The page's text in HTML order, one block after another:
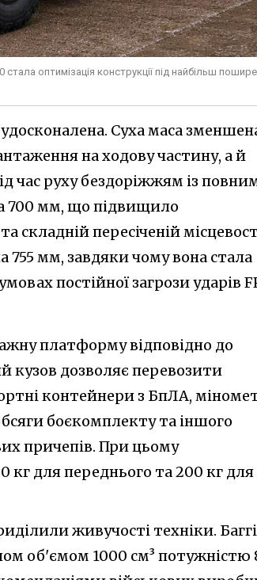
оптимізація конструкції під найбільш
Суха маса
на ходову частину, а й
час руху бездоріжжям із
700 мм, що підвищило
складній пересіченій
мм, завдяки чому вона стала
постійної загрози ударів
платформу відповідно до
дозволяє перевозити
контейнери з БпЛА,
боєкомплекту та іншого
причепів. При цьому
кг для переднього та 200 кг для
живучості техніки. Баггі
об'ємом 1000 см³ потужністю